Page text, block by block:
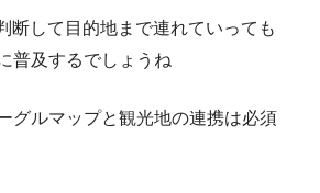
断して目的地まで連れていっても
普及するでしょうね
グルマップと観光地の連携は必須